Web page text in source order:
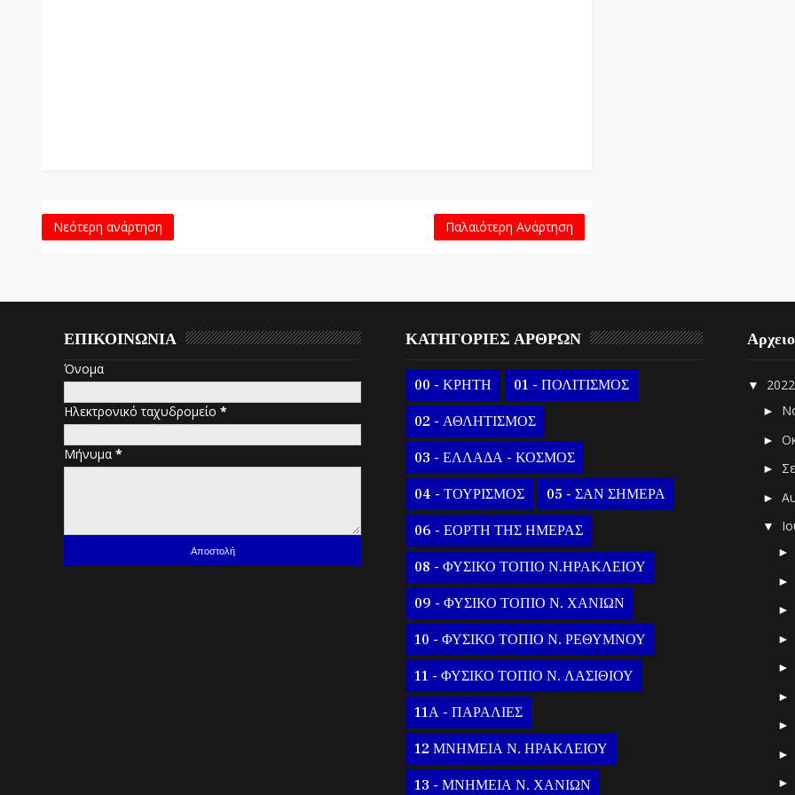
Νεότερη ανάρτηση Παλαιότερη Ανάρτηση
ΕΠΙΚΟΙΝΩΝΙΑ
Όνομα
Ηλεκτρονικό ταχυδρομείο *
Μήνυμα *
ΚΑΤΗΓΟΡΙΕΣ ΑΡΘΡΩΝ
00 - ΚΡΗΤΗ 01 - ΠΟΛΙΤΙΣΜΟΣ
02 - ΑΘΛΗΤΙΣΜΟΣ
03 - ΕΛΛΑΔΑ - ΚΟΣΜΟΣ
04 - ΤΟΥΡΙΣΜΟΣ 05 - ΣΑΝ ΣΗΜΕΡΑ
06 - ΕΟΡΤΗ ΤΗΣ ΗΜΕΡΑΣ
08 - ΦΥΣΙΚΟ ΤΟΠΙΟ Ν.ΗΡΑΚΛΕΙΟΥ
09 - ΦΥΣΙΚΟ ΤΟΠΙΟ Ν. ΧΑΝΙΩΝ
10 - ΦΥΣΙΚΟ ΤΟΠΙΟ Ν. ΡΕΘΥΜΝΟΥ
11 - ΦΥΣΙΚΟ ΤΟΠΙΟ Ν. ΛΑΣΙΘΙΟΥ
11Α - ΠΑΡΑΛΙΕΣ
12 ΜΝΗΜΕΙΑ Ν. ΗΡΑΚΛΕΙΟΥ
13 - ΜΝΗΜΕΙΑ Ν. ΧΑΝΙΩΝ
▼ 2022
►
►
►
►
▼
►
►
►
►
►
►
►
►
►